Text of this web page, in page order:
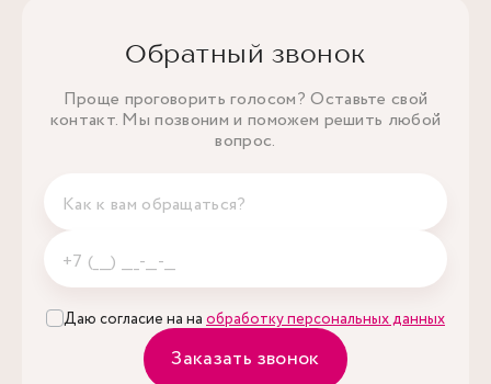
Обратный звонок
Проще проговорить голосом? Оставьте свой
контакт. Мы позвоним и поможем решить любой
вопрос.
Даю согласие на на обработку персональных данных
Заказать звонок